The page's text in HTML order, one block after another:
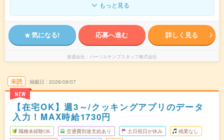
もっと見る
気になる! 応募へ進む 詳しく見る
派遣会社 パーソルテンプスタッフ株式会社
未読
NEW
掲載日 2026/08/07
【在宅OK】週3～/クッキングアプリのデータ
入力！MAX時給1730円
職種未経験OK 交通費別途支給あり 土日祝日が休み 残業なし